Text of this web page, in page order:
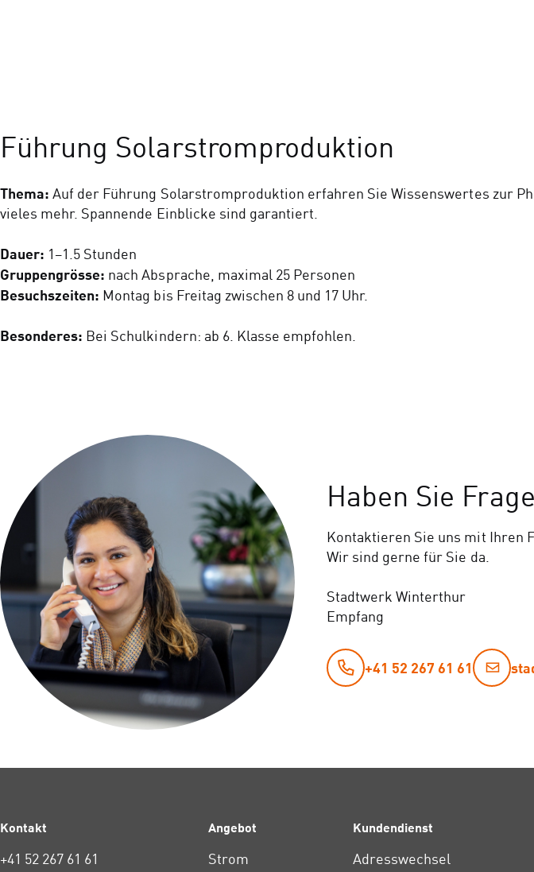
Führung Solarstromproduktion
Thema: Auf der Führung Solarstromproduktion erfahren Sie Wissenswertes zur
vieles mehr. Spannende Einblicke sind garantiert.
Dauer: 1–1.5 Stunden
Gruppengrösse: nach Absprache, maximal 25 Personen
Besuchszeiten: Montag bis Freitag zwischen 8 und 17 Uhr.
Besonderes: Bei Schulkindern: ab 6. Klasse empfohlen.
Haben Sie
Kontaktieren Sie uns mit Ihren
Wir sind gerne für Sie da.
Stadtwerk Winterthur
Empfang
+41 52 267 61 61
Kontakt
+41 52 267 61 61
Angebot
Strom
Kundendienst
Adresswechsel